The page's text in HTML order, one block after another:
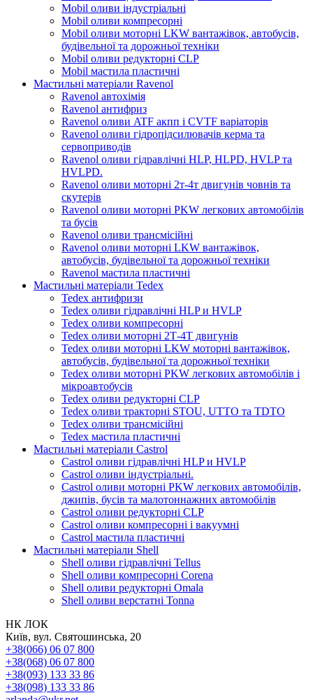
Mobil оливи індустріальні
Mobil оливи компресорні
Mobil оливи моторні LKW вантажівок, автобусів,
будівельної та дорожньої техніки
Mobil оливи редукторні CLP
Mobil мастила пластичні
Мастильні матеріали Ravenol
Ravenol автохімія
Ravenol антифриз
Ravenol оливи ATF акпп і CVTF варіаторів
Ravenol оливи гідропідсилювачів керма та
сервоприводів
Ravenol оливи гідравлічні HLP, HLPD, HVLP та
HVLPD.
Ravenol оливи моторні 2т-4т двигунів човнів та
скутерів
Ravenol оливи моторні PKW легкових автомобілів
та бусів
Ravenol оливи трансмісійні
Ravenol оливи моторні LKW вантажівок,
автобусів, будівельної та дорожньої техніки
Ravenol мастила пластичні
Мастильні матеріали Tedex
Tedex антифризи
Tedex оливи гідравлічні HLP и HVLP
Tedex оливи компресорні
Tedex оливи моторні 2Т-4Т двигунів
Tedex оливи моторні LKW моторні вантажівок,
автобусів, будівельної та дорожньої техніки
Tedex оливи моторні PKW легкових автомобілів і
мікроавтобусів
Tedex оливи редукторні CLP
Tedex оливи тракторні STOU, UTTO та TDTO
Tedex оливи трансмісійні
Tedex мастила пластичні
Мастильні матеріали Castrol
Castrol оливи гідравлічні HLP и HVLP
Castrol оливи індустріальні.
Castrol оливи моторні PKW легкових автомобілів,
джипів, бусів та малотоннажних автомобілів
Castrol оливи редукторні CLP
Castrol оливи компресорні і вакуумні
Castrol мастила пластичні
Мастильні матеріали Shell
Shell оливи гідравлічні Tellus
Shell оливи компресорні Corena
Shell оливи редукторні Omala
Shell оливи верстатні Tonna
НК ЛОК
Київ, вул. Святошинська, 20
+38(066) 06 07 800
+38(068) 06 07 800
+38(093) 133 33 86
+38(098) 133 33 86